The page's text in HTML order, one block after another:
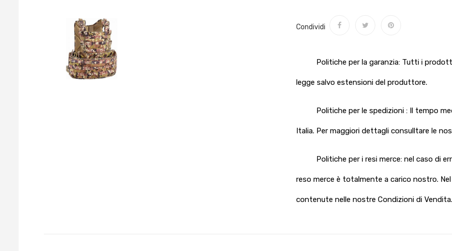
Condividi
Politiche per la garanzia: Tutti i
legge salvo estensioni del produttore.
Politiche per le spedizioni : Il tempo
Italia. Per maggiori dettagli consulltare le
Politiche per i resi merce: nel caso di
reso merce è totalmente a carico nostro.
contenute nelle nostre Condizioni di Vendita.